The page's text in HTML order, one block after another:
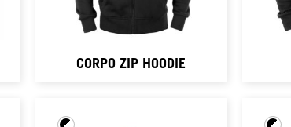
CORPO ZIP HOODIE